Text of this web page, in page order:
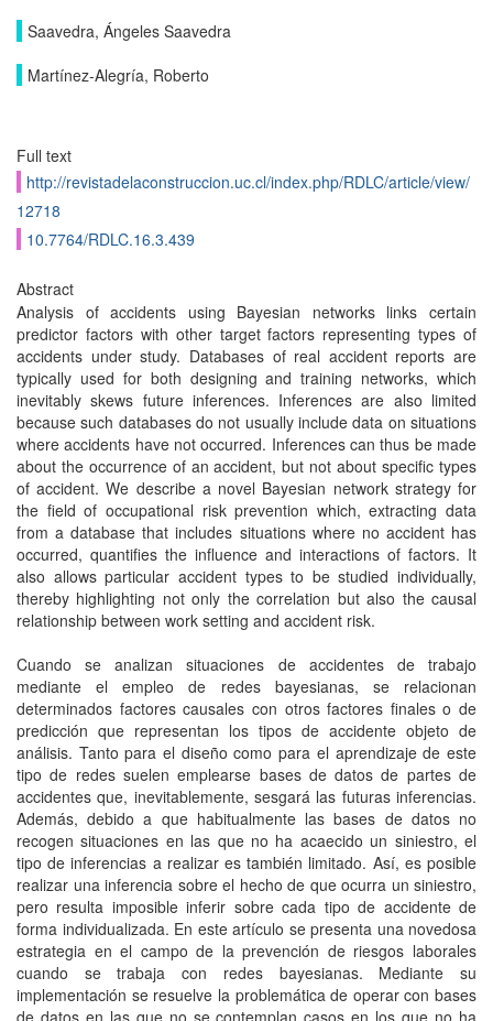
Saavedra, Ángeles Saavedra
Martínez-Alegría, Roberto
Full text
http://revistadelaconstruccion.uc.cl/index.php/RDLC/article/view/
12718
10.7764/RDLC.16.3.439
Abstract
Analysis of accidents using Bayesian networks links certain
predictor factors with other target factors representing types of
accidents under study. Databases of real accident reports are
typically used for both designing and training networks, which
inevitably skews future inferences. Inferences are also limited
because such databases do not usually include data on situations
where accidents have not occurred. Inferences can thus be made
about the occurrence of an accident, but not about specific types
of accident. We describe a novel Bayesian network strategy for
the field of occupational risk prevention which, extracting data
from a database that includes situations where no accident has
occurred, quantifies the influence and interactions of factors. It
also allows particular accident types to be studied individually,
thereby highlighting not only the correlation but also the causal
relationship between work setting and accident risk.
Cuando se analizan situaciones de accidentes de trabajo
mediante el empleo de redes bayesianas, se relacionan
determinados factores causales con otros factores finales o de
predicción que representan los tipos de accidente objeto de
análisis. Tanto para el diseño como para el aprendizaje de este
tipo de redes suelen emplearse bases de datos de partes de
accidentes que, inevitablemente, sesgará las futuras inferencias.
Además, debido a que habitualmente las bases de datos no
recogen situaciones en las que no ha acaecido un siniestro, el
tipo de inferencias a realizar es también limitado. Así, es posible
realizar una inferencia sobre el hecho de que ocurra un siniestro,
pero resulta imposible inferir sobre cada tipo de accidente de
forma individualizada. En este artículo se presenta una novedosa
estrategia en el campo de la prevención de riesgos laborales
cuando se trabaja con redes bayesianas. Mediante su
implementación se resuelve la problemática de operar con bases
de datos en las que no se contemplan casos en los que no ha